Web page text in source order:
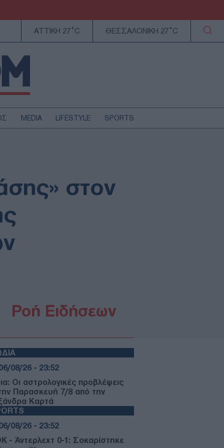
ΑΤΤΙΚΗ 27°C ΘΕΣΣΑΛΟΝΙΚΗ 27°C
MEDIA LIFESTYLE SPORTS
ΤΕΧΝΟΛΟΓΙΑ
στον
Ροή Ειδήσεων
08/26 - 23:52
Οι αστρολογικές προβλέψεις
Παρασκευή 7/8 από την
Καρτά
08/26 - 23:52
- Άντερλεχτ 0-1: Σοκαρίστηκε